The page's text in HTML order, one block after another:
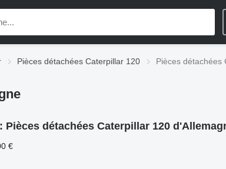
Pièces détachées Caterpillar 120 Pièces détachées
Pièces détachées Caterpillar 120
€